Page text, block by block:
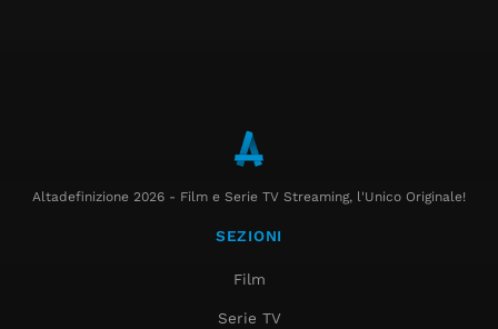
Altadefinizione 2026 - Film e Serie TV Streaming, l'Unico Originale!
SEZIONI
Film
Serie TV